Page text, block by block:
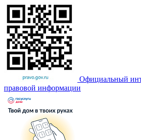
Официальный
правовой информации